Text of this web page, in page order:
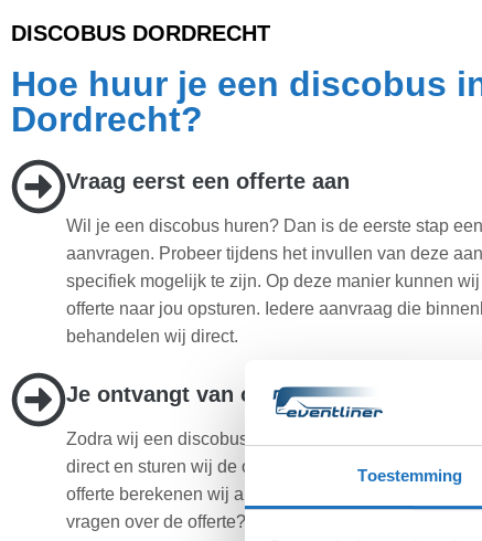
Toestemming
DISCOBUS DORDRECHT
Hoe huur je een discobus
Dordrecht?
Vraag eerst een offerte aan
Wil je een discobus huren? Dan is de eerste stap
aanvragen. Probeer tijdens het invullen van deze
specifiek mogelijk te zijn. Op deze manier kunnen
offerte naar jou opsturen. Iedere aanvraag die
behandelen wij direct.
Je ontvangt van ons een scherpe prijs
Zodra wij een discobus aanvraag ontvangen
direct en sturen wij de offerte meteen op. Bij het
offerte berekenen wij altijd de scherpste prijs voor
vragen over de offerte? Neem dan contact op en wij